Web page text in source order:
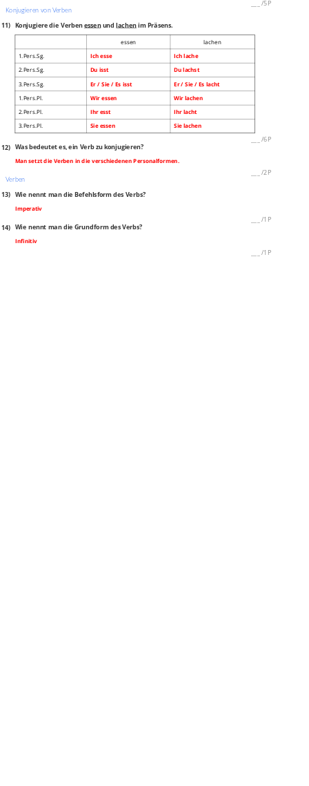
/5P
Konjugieren von Verben
11) Konjugiere die Verbenessenundlachenim Präsens.
essen lachen
1.Pers.Sg. Ich esse Ich lache
2.Pers.Sg. Du isst Du lachst
3.Pers.Sg. Er / Sie / Es isst
Er / Sie / Es lacht
1.Pers.Pl.
Wir essen Wir lachen
2.Pers.Pl. Ihr esst Ihr lacht
3.Pers.Pl. Sie essen Sie lachen
/6P
12) Was bedeutet es, ein Verb zu konjugieren?
Man setzt die Verben in die verschiedenen Personalformen.
/2P
Verben
13) Wie nennt man die Befehlsform des Verbs?
Imperativ
/1P
14) Wie nennt man die Grundform des Verbs?
Infinitiv
/1P